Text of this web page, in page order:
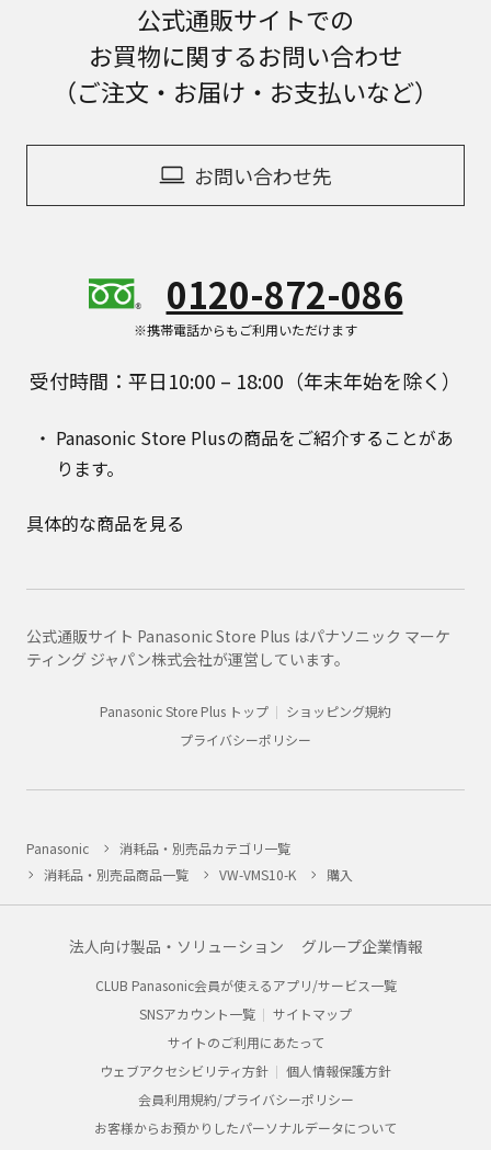
公式通販サイトでの
お買物に関するお問い合わせ
（ご注文・お届け・お支払いなど）
お問い合わせ先
0120-872-086
※携帯電話からもご利用いただけます
受付時間：平日10:00 – 18:00（年末年始を除く）
Panasonic Store Plusの商品をご紹介することがあ
ります。
具体的な商品を見る
公式通販サイト Panasonic Store Plus はパナソニック マーケ
ティング ジャパン株式会社が運営しています。
Panasonic Store Plus トップ
ショッピング規約
プライバシーポリシー
Panasonic
消耗品・別売品カテゴリ一覧
消耗品・別売品商品一覧
VW-VMS10-K 購入
法人向け製品・ソリューション グループ企業情報
CLUB Panasonic会員が使えるアプリ/サービス一覧
SNSアカウント一覧
サイトマップ
サイトのご利用にあたって
ウェブアクセシビリティ方針
個人情報保護方針
会員利用規約/プライバシーポリシー
お客様からお預かりしたパーソナルデータについて